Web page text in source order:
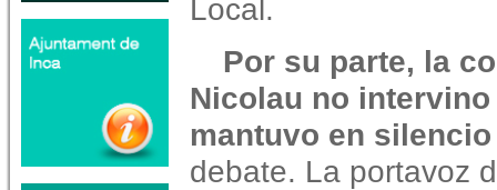
Local.
Por su parte, la
Nicolau no
mantuvo en
debate. La portavoz